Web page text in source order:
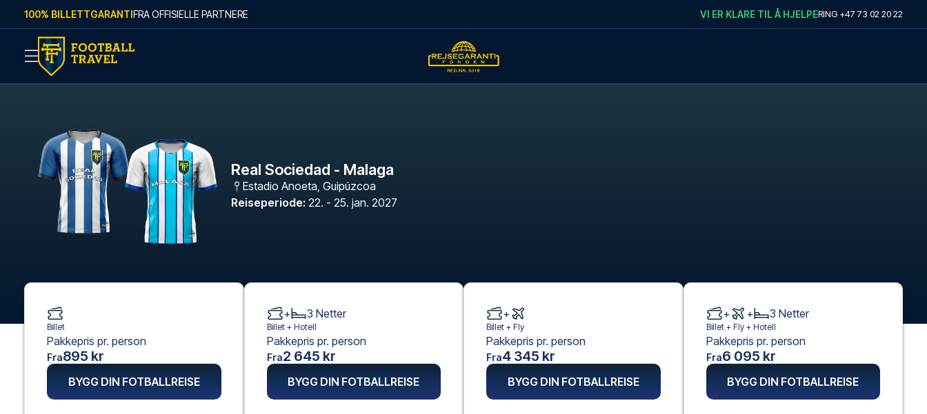
Skip to content
100% BILLETTGARANTIFRA OFFISIELLE PARTNERE VI ER KLARE TIL Å HJELPERING +47 73 02 20 22
Real Sociedad - Malaga
Estadio Anoeta, Guipúzcoa
Reiseperiode: 22. - 25. jan. 2027
Billet
Pakkepris pr. person
Fra895 kr
BYGG DIN FOTBALLREISE
+ 3 Netter
Billet + Hotell
Pakkepris pr. person
Fra2 645 kr
BYGG DIN FOTBALLREISE
+
Billet + Fly
Pakkepris pr. person
Fra4 345 kr
BYGG DIN FOTBALLREISE
+ + 3 Netter
Billet + Fly+ Hotell
Pakkepris pr. person
Fra6 095 kr
BYGG DIN FOTBALLREISE